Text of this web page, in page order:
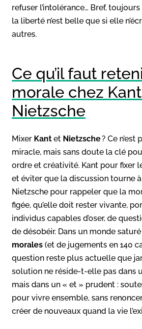
refuser l’intolérance… Bref,
la liberté n’est belle que si elle
autres.
Ce qu’il faut
morale chez
Nietzsche
Mixer Kant et Nietzsche? Ce n’est
miracle, mais sans doute la clé
ordre et créativité. Kant pour fixer
et éviter que la discussion tourne
Nietzsche pour rappeler que la
figée, qu’elle doit rester vivante,
individus capables d’oser, de
de désobéir. Dans un monde saturé
morales (et de jugements en 140
question reste plus actuelle que
solution ne réside-t-elle pas dans
mais dans un « et » prudent :
pour vivre ensemble, sans
créer de nouveaux quand la vie